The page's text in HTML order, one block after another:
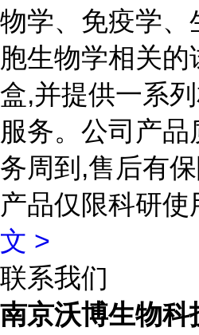
物学、免疫学、
胞生物学相关的
盒,并提供一系
服务。公司产品
务周到,售后有
产品仅限科研使
文 >
联系我们
南京沃博生物科